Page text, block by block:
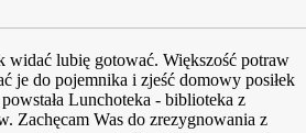
widać lubię gotować. Większość potraw
je do pojemnika i zjeść domowy posiłek
Lunchoteka - biblioteka z
Zachęcam Was do zrezygnowania z